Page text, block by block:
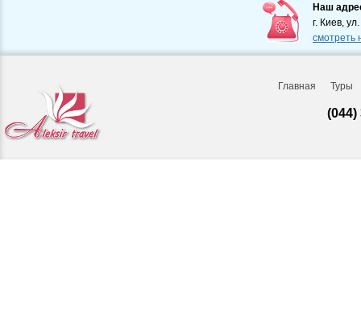
Наш
г. Киев,
смотреть
Главная Туры
(044)